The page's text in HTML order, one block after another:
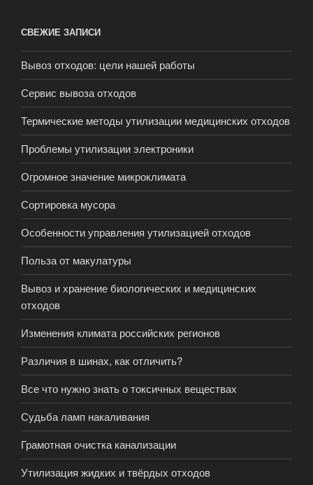
СВЕЖИЕ ЗАПИСИ
Вывоз отходов: цели нашей работы
Сервис вывоза отходов
Термические методы утилизации медицинских отходов
Проблемы утилизации электроники
Огромное значение микроклимата
Сортировка мусора
Особенности управления утилизацией отходов
Польза от макулатуры
Вывоз и хранение биологических и медицинских
отходов
Изменения климата российских регионов
Различия в шинах, как отличить?
Все что нужно знать о токсичных веществах
Судьба ламп накаливания
Грамотная очистка канализации
Утилизация жидких и твёрдых отходов